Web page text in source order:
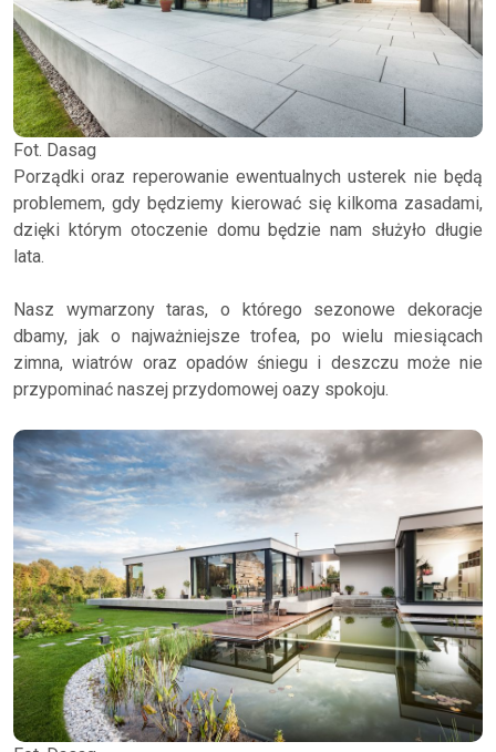
Fot. Dasag
Porządki oraz reperowanie ewentualnych usterek nie będą
problemem, gdy będziemy kierować się kilkoma zasadami,
dzięki którym otoczenie domu będzie nam służyło długie
lata.
Nasz wymarzony taras, o którego sezonowe dekoracje
dbamy, jak o najważniejsze trofea, po wielu miesiącach
zimna, wiatrów oraz opadów śniegu i deszczu może nie
przypominać naszej przydomowej oazy spokoju.